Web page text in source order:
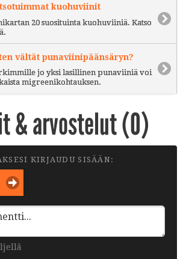
kuohuviinit
20 suosituinta kuohuviiniä. Katso
vältät punaviinipäänsäryn?
jo yksi lasillinen punaviiniä voi
migreenikohtauksen.
& arvostelut (0)
KIRJAUDU SISÄÄN: